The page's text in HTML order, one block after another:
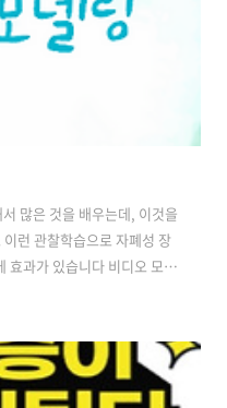
많은 것을 배우는데, 이것을
런 관찰학습으로 자폐성 장
효과가 있습니다 비디오 모델
향상시킬 수 있는 새로운 기
, 의사소통 기술 등을 가르칩
동을 보여줄 수 있다는 점입니
행동하는 방법을 알게 될 때